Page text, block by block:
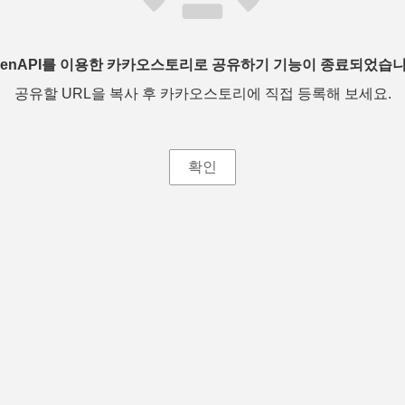
를 이용한 카카오스토리로 공유하기 기능이 종료되었습
공유할 URL을 복사 후 카카오스토리에 직접 등록해 보세요.
확인